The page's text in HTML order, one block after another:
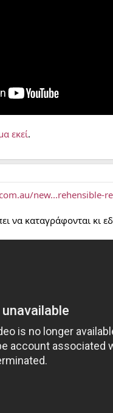
εκεί.
new...rehensible-
να καταγράφονται κι